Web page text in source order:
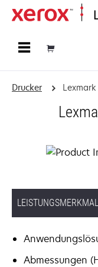
Drucker Lexmark
Abmessungen